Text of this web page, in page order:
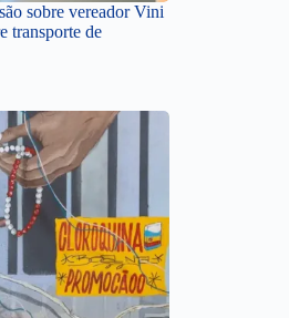
sobre vereador Vini
transporte de